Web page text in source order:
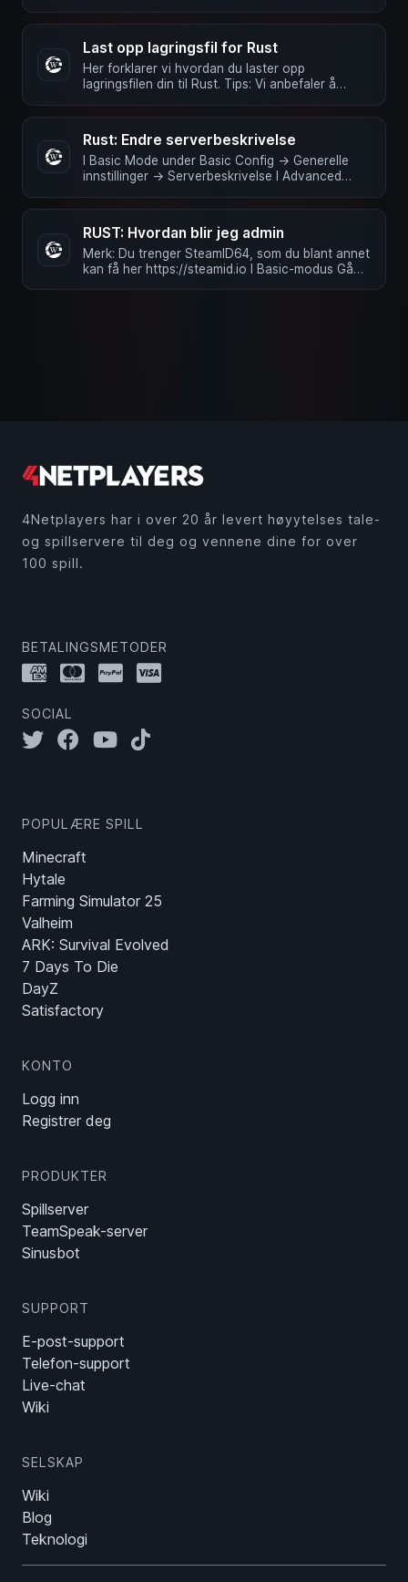
Last opp lagringsfil for Rust
Her forklarer vi hvordan du laster opp
lagringsfilen din til Rust. Tips: Vi anbefaler å
Rust: Endre serverbeskrivelse
I Basic Mode under Basic Config -> Generelle
innstillinger -> Serverbeskrivelse I Advanced
RUST: Hvordan blir jeg admin
Merk: Du trenger SteamID64, som du blant annet
kan få her https://steamid.io I Basic-modus Gå
4Netplayers har i over 20 år levert høyytelses tale-
og spillservere til deg og vennene dine for over
100 spill.
BETALINGSMETODER
SOCIAL
POPULÆRE SPILL
Minecraft
Hytale
Farming Simulator 25
Valheim
ARK: Survival Evolved
7 Days To Die
DayZ
Satisfactory
KONTO
Logg inn
Registrer deg
PRODUKTER
Spillserver
TeamSpeak-server
Sinusbot
SUPPORT
E-post-support
Telefon-support
Live-chat
Wiki
SELSKAP
Wiki
Blog
Teknologi